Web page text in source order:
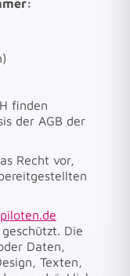
finden
der AGB der
Recht vor,
Die
Daten,
Texten,